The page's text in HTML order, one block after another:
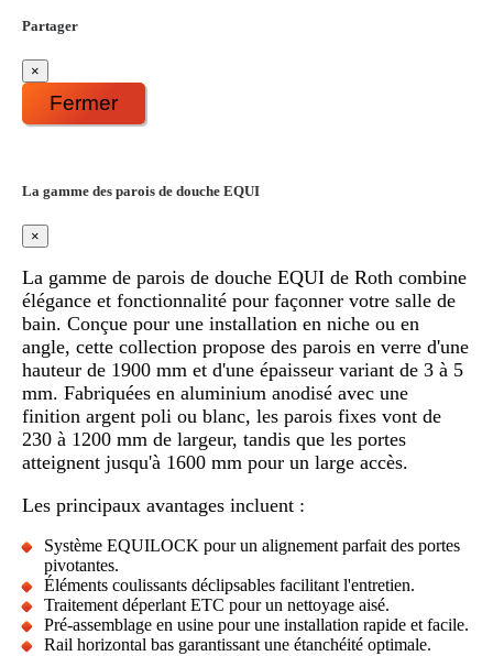
Partager
×
Fermer
La gamme des parois de douche EQUI
×
La gamme de parois de douche EQUI de Roth combine
élégance et fonctionnalité pour façonner votre salle de
bain. Conçue pour une installation en niche ou en
angle, cette collection propose des parois en verre d'une
hauteur de 1900 mm et d'une épaisseur variant de 3 à 5
mm. Fabriquées en aluminium anodisé avec une
finition argent poli ou blanc, les parois fixes vont de
230 à 1200 mm de largeur, tandis que les portes
atteignent jusqu'à 1600 mm pour un large accès.
Les principaux avantages incluent :
Système EQUILOCK pour un alignement parfait des portes
pivotantes.
Éléments coulissants déclipsables facilitant l'entretien.
Traitement déperlant ETC pour un nettoyage aisé.
Pré-assemblage en usine pour une installation rapide et facile.
Rail horizontal bas garantissant une étanchéité optimale.